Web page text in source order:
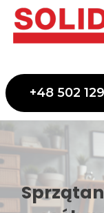
Przejdź
do
treści
+48 502